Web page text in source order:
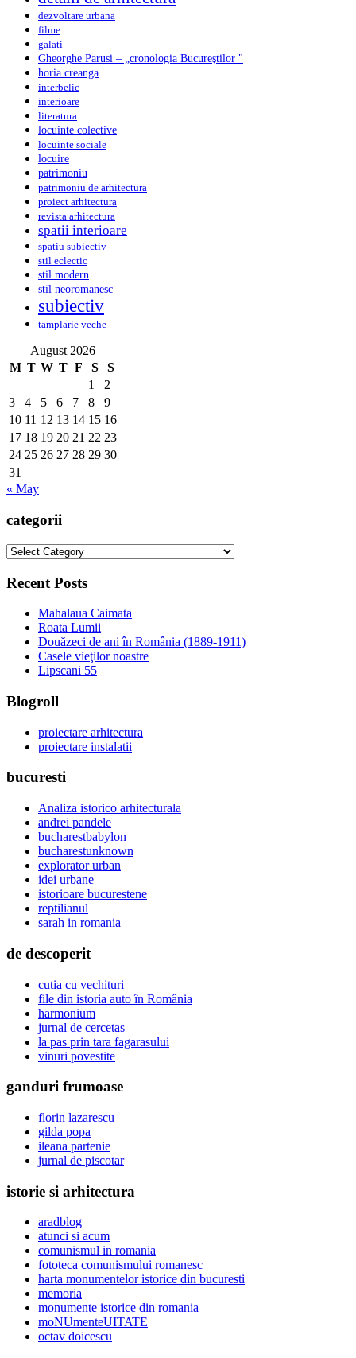
dezvoltare urbana
filme
galati
Gheorghe Parusi – „cronologia Bucureştilor "
horia creanga
interbelic
interioare
literatura
locuinte colective
locuinte sociale
locuire
patrimoniu
patrimoniu de arhitectura
proiect arhitectura
revista arhitectura
spatii interioare
spatiu subiectiv
stil eclectic
stil modern
stil neoromanesc
subiectiv
tamplarie veche
August 2026
M T W T F S
S
1
2
3
4 5 6 7 8
9
10 11 12 13 14 15 16
17 18 19 20 21 22 23
24 25 26 27 28 29 30
31
« May
categorii
categorii
Recent Posts
Mahalaua Caimata
Roata Lumii
Douăzeci de ani în România (1889-1911)
Casele vieţilor noastre
Lipscani 55
Blogroll
proiectare arhitectura
proiectare instalatii
bucuresti
Analiza istorico arhitecturala
andrei pandele
bucharestbabylon
bucharestunknown
explorator urban
idei urbane
istorioare bucurestene
reptilianul
sarah in romania
de descoperit
cutia cu vechituri
file din istoria auto în România
harmonium
jurnal de cercetas
la pas prin tara fagarasului
vinuri povestite
ganduri frumoase
florin lazarescu
gilda popa
ileana partenie
jurnal de piscotar
istorie si arhitectura
aradblog
atunci si acum
comunismul in romania
fototeca comunismului romanesc
harta monumentelor istorice din bucuresti
memoria
monumente istorice din romania
moNUmenteUITATE
octav doicescu